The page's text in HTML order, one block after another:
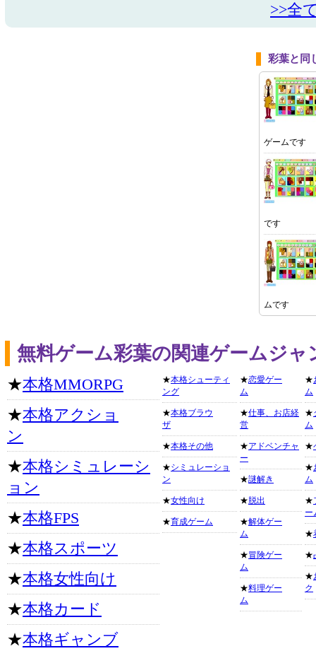
>>全
彩葉と同
ゲームです
です
ムです
無料ゲーム彩葉の関連ゲームジャ
★本格MMORPG
★本格アクショ
ン
★本格シミュレーシ
ョン
★本格FPS
★本格スポーツ
★本格女性向け
★本格カード
★本格ギャンブ
★本格シューティ
ング
★本格ブラウ
ザ
★本格その他
★シミュレーショ
ン
★女性向け
★育成ゲーム
★恋愛ゲー
ム
★仕事、お店経
営
★アドベンチャ
ー
★謎解き
★ 脱出
★解体ゲー
ム
★冒険ゲー
ム
★料理ゲー
ム
★
ム
★
ム
★
★
ム
★
ー
★
★
★
ク